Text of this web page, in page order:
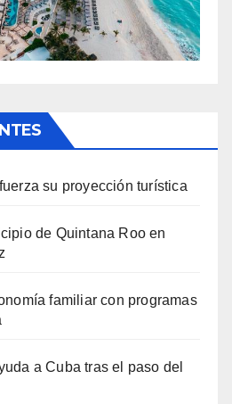
su proyección turística
de Quintana Roo en
familiar con programas
a Cuba tras el paso del